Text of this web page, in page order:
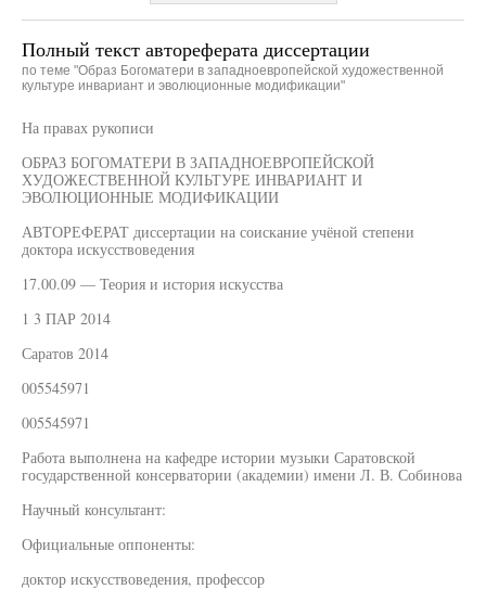
Полный текст автореферата диссертации
по теме "Образ Богоматери в западноевропейской художественной
культуре инвариант и эволюционные модификации"
На правах рукописи
ОБРАЗ БОГОМАТЕРИ В ЗАПАДНОЕВРОПЕЙСКОЙ
ХУДОЖЕСТВЕННОЙ КУЛЬТУРЕ ИНВАРИАНТ И
ЭВОЛЮЦИОННЫЕ МОДИФИКАЦИИ
АВТОРЕФЕРАТ диссертации на соискание учёной степени
доктора искусствоведения
17.00.09 — Теория и история искусства
1 3 ПАР 2014
Саратов 2014
005545971
005545971
Работа выполнена на кафедре истории музыки Саратовской
государственной консерватории (академии) имени Л. В. Собинова
Научный консультант:
Официальные оппоненты:
доктор искусствоведения, профессор